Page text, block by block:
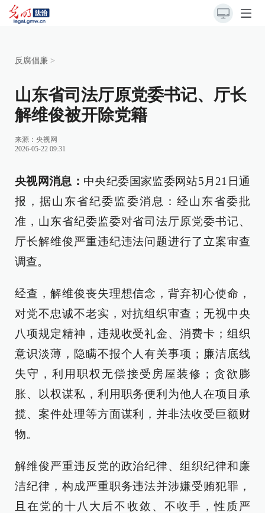
反腐倡廉 >
山东省司法厅原党委书记、厅长
解维俊被开除党籍
来源： 央视网
2026-05-22 09:31
央视网消息： 中央纪委国家监委网站5月21日通
报，据山东省纪委监委消息：经山东省委批
准，山东省纪委监委对省司法厅原党委书记、
厅长解维俊严重违纪违法问题进行了立案审查
调查。
经查，解维俊丧失理想信念，背弃初心使命，
对党不忠诚不老实，对抗组织审查；无视中央
八项规定精神，违规收受礼金、消费卡；组织
意识淡薄，隐瞒不报个人有关事项；廉洁底线
失守，利用职权无偿接受房屋装修；贪欲膨
胀、以权谋私，利用职务便利为他人在项目承
揽、案件处理等方面谋利，并非法收受巨额财
物。
解维俊严重违反党的政治纪律、组织纪律和廉
洁纪律，构成严重职务违法并涉嫌受贿犯罪，
且在党的十八大后不收敛、不收手，性质严